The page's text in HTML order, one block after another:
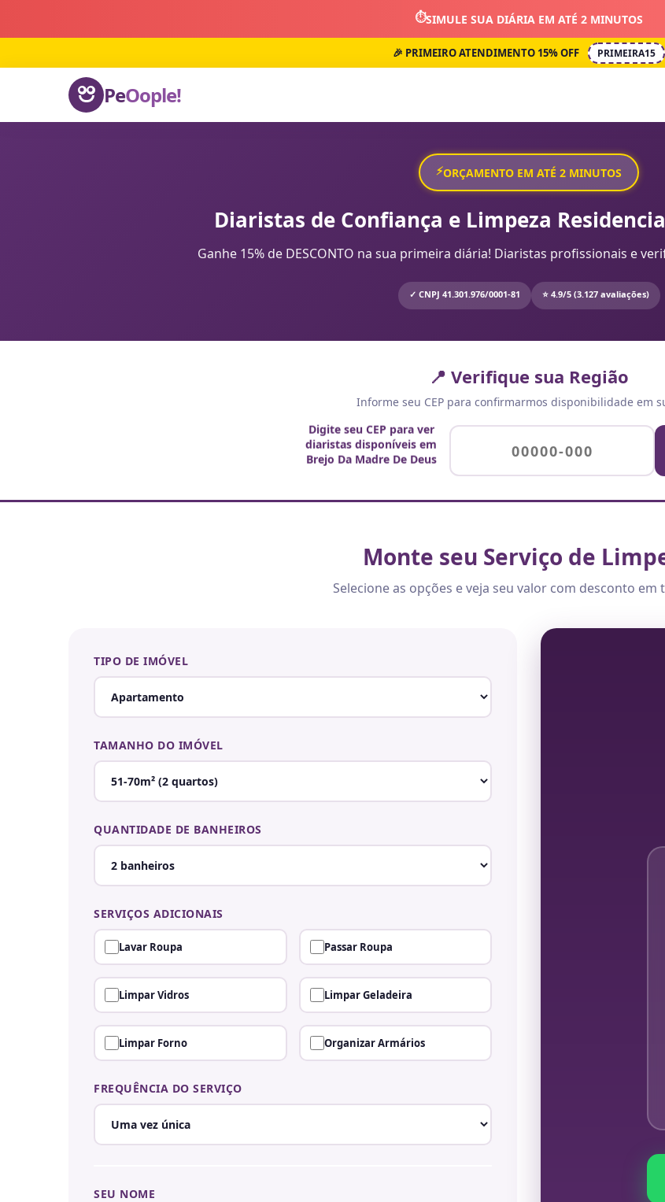
⏱️SIMULE SUA DIÁRIA EM ATÉ 2 MINUTOS
🎉 PRIMEIRO ATENDIMENTO 15% OFF PRIMEIRA15
PeOople!
⚡ORÇAMENTO EM ATÉ 2 MINUTOS
Diaristas de Confiança e Limpeza
Ganhe 15% de DESCONTO na sua primeira diária! Diaristas profissionais e
✓ CNPJ 41.301.976/0001-81 ⭐ 4.9/5 (3.127 avaliações)
📍 Verifique sua Região
Informe seu CEP para confirmarmos disponibilidade em
Digite seu CEP para ver
diaristas disponíveis em
Brejo Da Madre De Deus
Monte seu Serviço de
Selecione as opções e veja seu valor com desconto em
TIPO DE IMÓVEL
TAMANHO DO IMÓVEL
QUANTIDADE DE BANHEIROS
SERVIÇOS ADICIONAIS
Lavar Roupa Passar Roupa
Limpar Vidros Limpar Geladeira
Limpar Forno Organizar Armários
FREQUÊNCIA DO SERVIÇO
SEU NOME